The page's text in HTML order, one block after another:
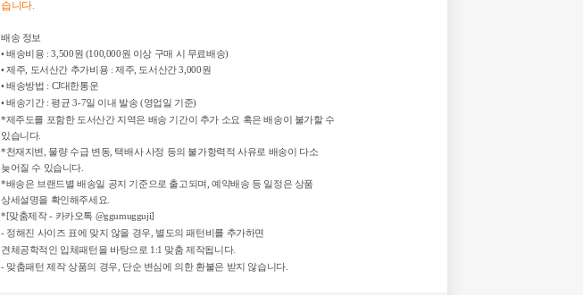
습니다.
배송 정보
• 배송비용 : 3,500원 (100,000원 이상 구매 시 무료배송)
• 제주, 도서산간 추가비용 : 제주, 도서산간 3,000원
• 배송방법 : CJ대한통운
• 배송기간 : 평균 3-7일 이내 발송 (영업일 기준)
*제주도를 포함한 도서산간 지역은 배송 기간이 추가 소요 혹은 배송이 불가할 수
있습니다.
*천재지변, 물량 수급 변동, 택배사 사정 등의 불가항력적 사유로 배송이 다소
늦어질 수 있습니다.
*배송은 브랜드별 배송일 공지 기준으로 출고되며, 예약배송 등 일정은 상품
상세설명을 확인해주세요.
* [맞춤제작 - 카카오톡 @ggumugguji]
- 정해진 사이즈 표에 맞지 않을 경우, 별도의 패턴비를 추가하면
견체공학적인 입체패턴을 바탕으로 1:1 맞춤 제작됩니다.
- 맞춤패턴 제작 상품의 경우, 단순 변심에 의한 환불은 받지 않습니다.